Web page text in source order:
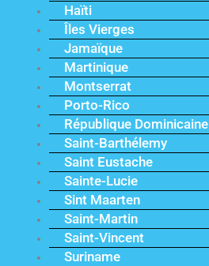
Haïti
Îles Vierges
Jamaïque
Martinique
Montserrat
Porto-Rico
République Dominicaine
Saint-Barthélemy
Saint Eustache
Sainte-Lucie
Sint Maarten
Saint-Martin
Saint-Vincent
Suriname